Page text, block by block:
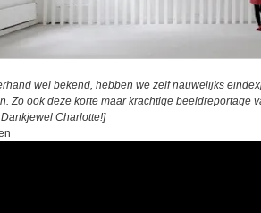
wel bekend, hebben we zelf nauwelijks
Zo ook deze korte maar krachtige beeldreportage
Charlotte!]